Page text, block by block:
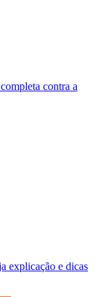
contra a
explicação e dicas